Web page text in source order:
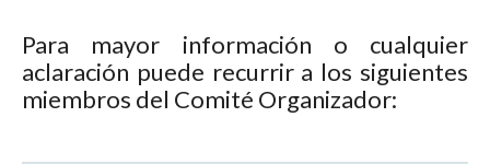
Para mayor información o cualquier
aclaración puede recurrir a los siguientes
miembros del Comité Organizador: